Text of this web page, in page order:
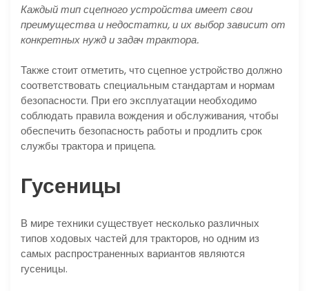
Каждый тип сцепного устройства имеет свои
преимущества и недостатки, и их выбор зависит от
конкретных нужд и задач трактора.
Также стоит отметить, что сцепное устройство должно
соответствовать специальным стандартам и нормам
безопасности. При его эксплуатации необходимо
соблюдать правила вождения и обслуживания, чтобы
обеспечить безопасность работы и продлить срок
службы трактора и прицепа.
Гусеницы
В мире техники существует несколько различных
типов ходовых частей для тракторов, но одним из
самых распространенных вариантов являются
гусеницы.